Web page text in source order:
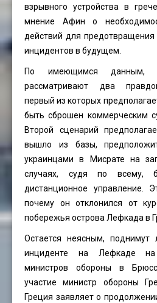
взрывного устройства в
мнение Афин о
действий для
инцидентов в будущем.
По имеющимся данным,
рассматривают два
первый из которых
быть сброшен коммерческим
Второй сценарий
вышло из базы,
украинцами в Мисрате на
случаях, судя по всему,
дистанционное управление.
почему он отклонился от
побережья острова Лефкада в
Остается неясным,
инциденте на Лефкаде на
министров обороны в
участие министр обороны
Греция заявляет о